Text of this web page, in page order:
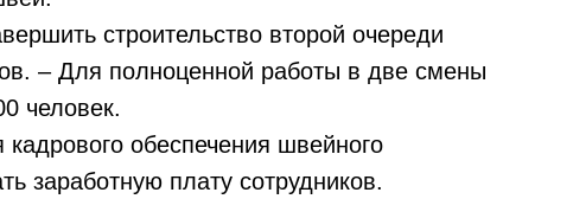
строительство второй очереди
– Для полноценной работы в две смены
человек.
обеспечения швейного
заработную плату сотрудников.